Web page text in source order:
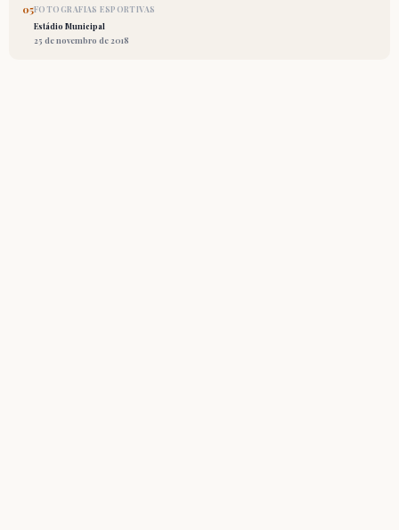
05FOTOGRAFIAS ESPORTIVAS
Estádio Municipal
25 de novembro de 2018